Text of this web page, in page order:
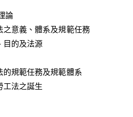
論
意義、體系及規範任務
的及法源
規範任務及規範體系
法之誕生